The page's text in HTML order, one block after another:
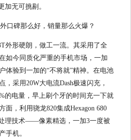
加无可挑剔。
外形硬朗，做工一流。其采用了全
如今同质化严重的手机市场，一加
体验到一加的“不将就”精神。在电池
，采用20W大电流Dash极速闪充，
的电量，早上刷个牙的时间充一下就
面，利用骁龙820集成Hexagon 680
理技术——像素精选，一加3一度被
手机。